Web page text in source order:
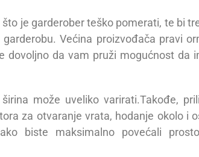
je garderober teško pomerati, te bi
Većina proizvođača pravi
dovoljno da vam pruži mogućnost da
može uveliko varirati.Takođe,
za otvaranje vrata, hodanje okolo i
biste maksimalno povećali